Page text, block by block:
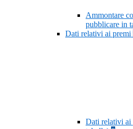
Ammontare
pubblicare in
Dati relativi ai premi
Dati relativi ai